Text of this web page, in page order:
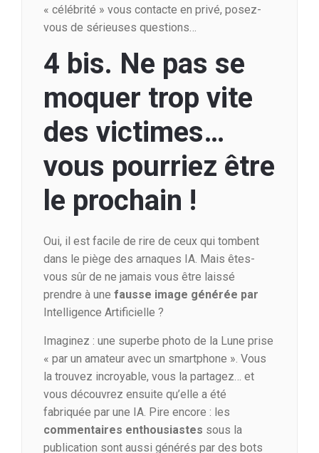
« célébrité » vous contacte en privé, posez-
vous de sérieuses questions…
4 bis. Ne pas se
moquer trop vite
des victimes…
vous pourriez être
le prochain !
Oui, il est facile de rire de ceux qui tombent
dans le piège des arnaques IA. Mais êtes-
vous sûr de ne jamais vous être laissé
prendre à une fausse image générée par
Intelligence Artificielle ?
Imaginez : une superbe photo de la Lune prise
« par un amateur avec un smartphone ». Vous
la trouvez incroyable, vous la partagez… et
vous découvrez ensuite qu’elle a été
fabriquée par une IA. Pire encore : les
commentaires enthousiastes sous la
publication sont aussi générés par des bots